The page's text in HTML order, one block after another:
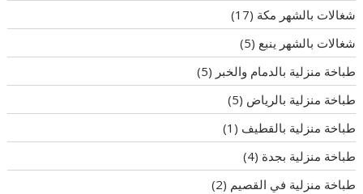
شغالات بالشهر مكة (17)
شغالات بالشهر ينبع (5)
طباخة منزلية بالدمام والخبر (5)
طباخة منزلية بالرياض (5)
طباخة منزلية بالقطيف (1)
طباخة منزلية بجدة (4)
طباخة منزلية في القصيم (2)